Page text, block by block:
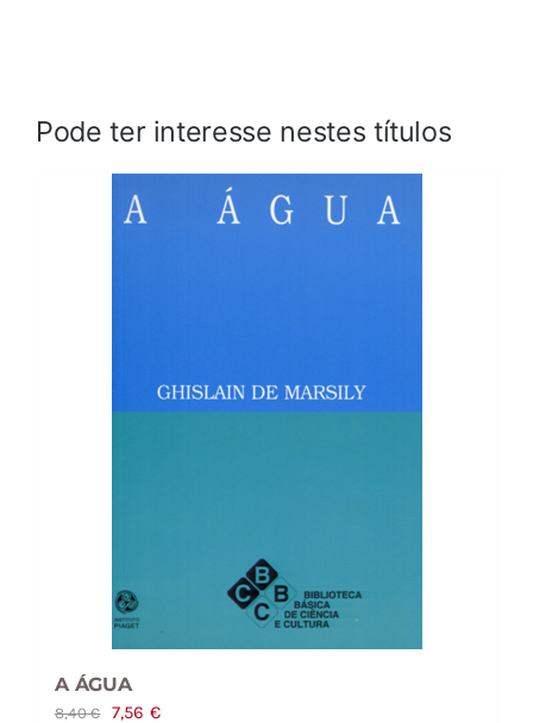
Pode ter interesse nestes títulos
A ÁGUA
8,40€ O
7,56 €O